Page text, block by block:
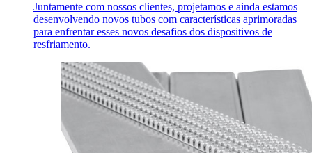
Juntamente com nossos clientes, projetamos e ainda estamos
desenvolvendo novos tubos com características aprimoradas
para enfrentar esses novos desafios dos dispositivos de
resfriamento.